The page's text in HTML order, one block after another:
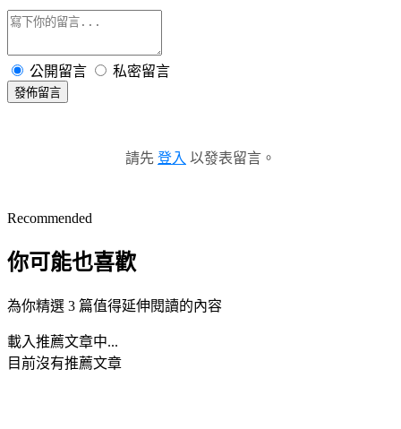
公開留言 私密留言
發佈留言
請先 登入 以發表留言。
Recommended
你可能也喜歡
為你精選 3 篇值得延伸閱讀的內容
載入推薦文章中...
目前沒有推薦文章